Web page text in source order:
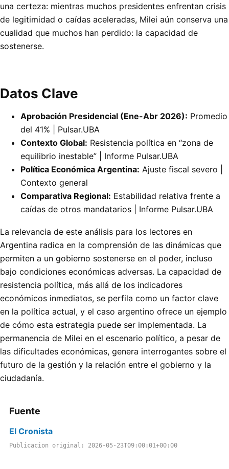
una certeza: mientras muchos presidentes enfrentan crisis
de legitimidad o caídas aceleradas, Milei aún conserva una
cualidad que muchos han perdido: la capacidad de
sostenerse.
Datos Clave
Aprobación Presidencial (Ene-Abr 2026): Promedio
del 41% | Pulsar.UBA
Contexto Global: Resistencia política en “zona de
equilibrio inestable” | Informe Pulsar.UBA
Política Económica Argentina: Ajuste fiscal severo |
Contexto general
Comparativa Regional: Estabilidad relativa frente a
caídas de otros mandatarios | Informe Pulsar.UBA
La relevancia de este análisis para los lectores en
Argentina radica en la comprensión de las dinámicas que
permiten a un gobierno sostenerse en el poder, incluso
bajo condiciones económicas adversas. La capacidad de
resistencia política, más allá de los indicadores
económicos inmediatos, se perfila como un factor clave
en la política actual, y el caso argentino ofrece un ejemplo
de cómo esta estrategia puede ser implementada. La
permanencia de Milei en el escenario político, a pesar de
las dificultades económicas, genera interrogantes sobre el
futuro de la gestión y la relación entre el gobierno y la
ciudadanía.
Fuente
El Cronista
Publicacion original: 2026-05-23T09:00:01+00:00